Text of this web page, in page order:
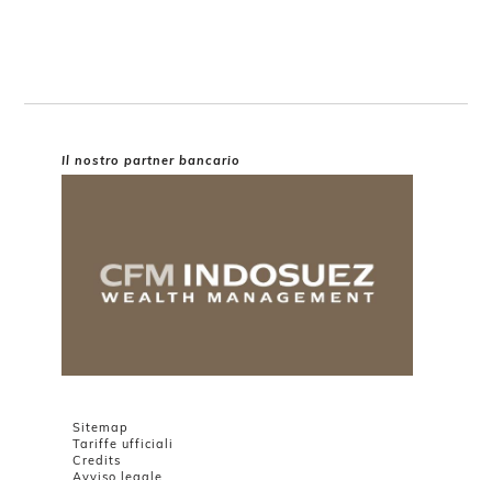
Il nostro partner bancario
Sitemap
Tariffe ufficiali
Credits
Avviso legale